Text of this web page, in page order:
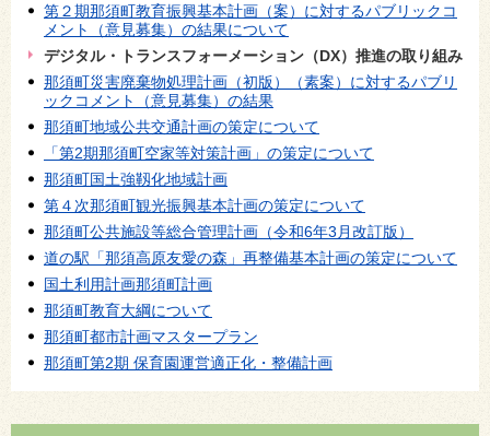
第２期那須町教育振興基本計画（案）に対するパブリックコ
メント（意見募集）の結果について
デジタル・トランスフォーメーション（DX）推進の取り組み
那須町災害廃棄物処理計画（初版）（素案）に対するパブリ
ックコメント（意見募集）の結果
那須町地域公共交通計画の策定について
「第2期那須町空家等対策計画」の策定について
那須町国土強靱化地域計画
第４次那須町観光振興基本計画の策定について
那須町公共施設等総合管理計画（令和6年3月改訂版）
道の駅「那須高原友愛の森」再整備基本計画の策定について
国土利用計画那須町計画
那須町教育大綱について
那須町都市計画マスタープラン
那須町第2期 保育園運営適正化・整備計画